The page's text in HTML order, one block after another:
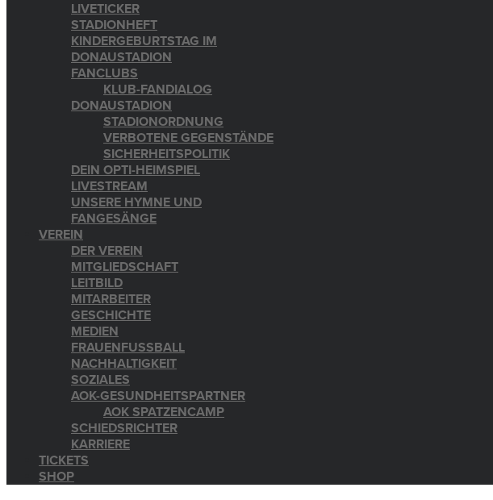
LIVETICKER
STADIONHEFT
KINDERGEBURTSTAG IM
DONAUSTADION
FANCLUBS
KLUB-FANDIALOG
DONAUSTADION
STADIONORDNUNG
VERBOTENE GEGENSTÄNDE
SICHERHEITSPOLITIK
DEIN OPTI-HEIMSPIEL
LIVESTREAM
UNSERE HYMNE UND
FANGESÄNGE
VEREIN
DER VEREIN
MITGLIEDSCHAFT
LEITBILD
MITARBEITER
GESCHICHTE
MEDIEN
FRAUENFUSSBALL
NACHHALTIGKEIT
SOZIALES
AOK-GESUNDHEITSPARTNER
AOK SPATZENCAMP
SCHIEDSRICHTER
KARRIERE
TICKETS
SHOP